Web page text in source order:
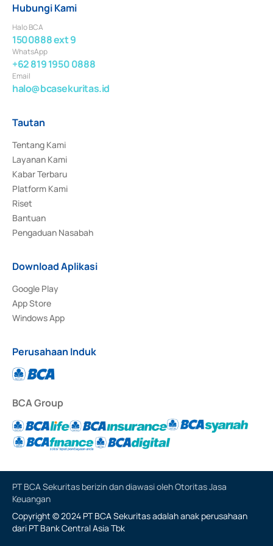
Hubungi Kami
Halo BCA
1500888 ext 9
WhatsApp
+62 819 1950 0888
Email
halo@bcasekuritas.id
Tautan
Tentang Kami
Layanan Kami
Kabar Terbaru
Platform Kami
Riset
Bantuan
Pengaduan Nasabah
Download Aplikasi
Google Play
App Store
Windows App
Perusahaan Induk
BCA Group
PT BCA Sekuritas berizin dan diawasi oleh Otoritas Jasa
Keuangan
Copyright © 2024 PT BCA Sekuritas adalah anak perusahaan
dari PT Bank Central Asia Tbk